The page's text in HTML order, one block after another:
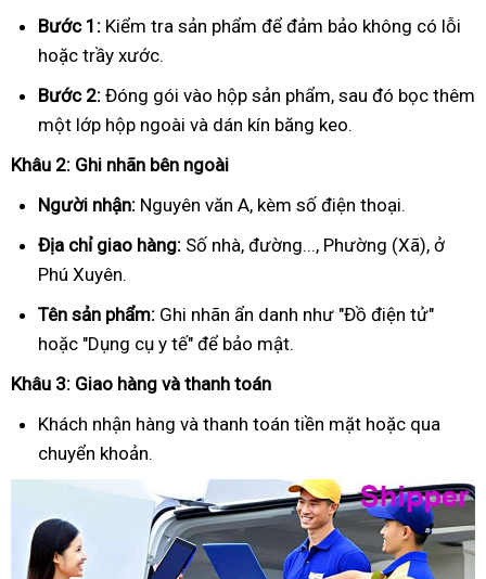
Bước 1: Kiểm tra sản phẩm để đảm bảo không có lỗi
hoặc trầy xước.
Bước 2: Đóng gói vào hộp sản phẩm, sau đó bọc thêm
một lớp hộp ngoài và dán kín băng keo.
Khâu 2: Ghi nhãn bên ngoài
Người nhận: Nguyên văn A, kèm số điện thoại.
Địa chỉ giao hàng: Số nhà, đường..., Phường (Xã), ở
Phú Xuyên.
Tên sản phẩm: Ghi nhãn ẩn danh như "Đồ điện tử"
hoặc "Dụng cụ y tế" để bảo mật.
Khâu 3: Giao hàng và thanh toán
Khách nhận hàng và thanh toán tiền mặt hoặc qua
chuyển khoản.